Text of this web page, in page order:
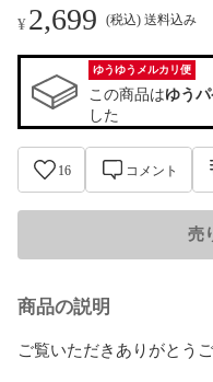
¥2,699 (税込) 送料込み
ゆうゆうメルカリ便
この商品はゆう
した
16 コメント
売
商品の説明
ご覧いただきありがとうご